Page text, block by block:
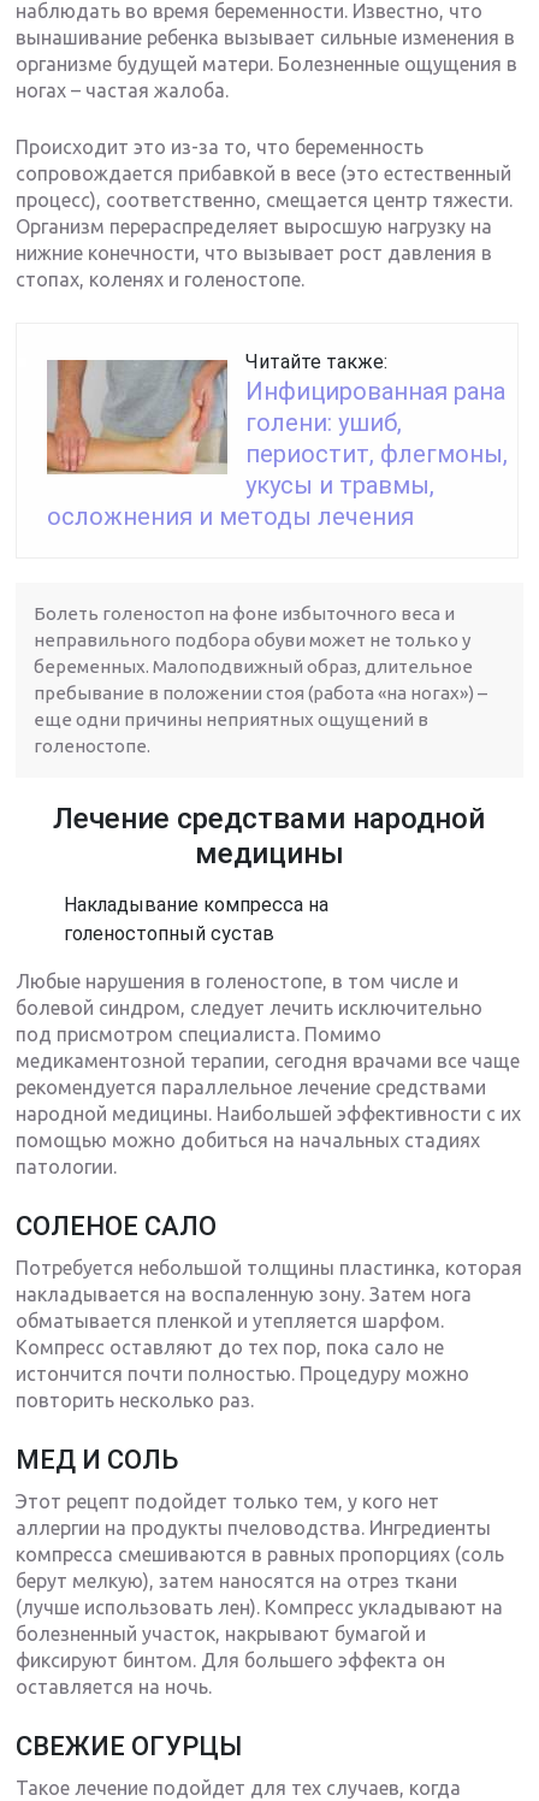
наблюдать во время беременности. Известно, что
вынашивание ребенка вызывает сильные изменения в
организме будущей матери. Болезненные ощущения в
ногах – частая жалоба.
Происходит это из-за то, что беременность
сопровождается прибавкой в весе (это естественный
процесс), соответственно, смещается центр тяжести.
Организм перераспределяет выросшую нагрузку на
нижние конечности, что вызывает рост давления в
стопах, коленях и голеностопе.
Читайте также:
Инфицированная рана
голени: ушиб,
периостит, флегмоны,
укусы и травмы,
осложнения и методы лечения
Болеть голеностоп на фоне избыточного веса и
неправильного подбора обуви может не только у
беременных. Малоподвижный образ, длительное
пребывание в положении стоя (работа «на ногах») –
еще одни причины неприятных ощущений в
голеностопе.
Лечение средствами народной
медицины
Накладывание компресса на
голеностопный сустав
Любые нарушения в голеностопе, в том числе и
болевой синдром, следует лечить исключительно
под присмотром специалиста. Помимо
медикаментозной терапии, сегодня врачами все чаще
рекомендуется параллельное лечение средствами
народной медицины. Наибольшей эффективности с их
помощью можно добиться на начальных стадиях
патологии.
СОЛЕНОЕ САЛО
Потребуется небольшой толщины пластинка, которая
накладывается на воспаленную зону. Затем нога
обматывается пленкой и утепляется шарфом.
Компресс оставляют до тех пор, пока сало не
истончится почти полностью. Процедуру можно
повторить несколько раз.
МЕД И СОЛЬ
Этот рецепт подойдет только тем, у кого нет
аллергии на продукты пчеловодства. Ингредиенты
компресса смешиваются в равных пропорциях (соль
берут мелкую), затем наносятся на отрез ткани
(лучше использовать лен). Компресс укладывают на
болезненный участок, накрывают бумагой и
фиксируют бинтом. Для большего эффекта он
оставляется на ночь.
СВЕЖИЕ ОГУРЦЫ
Такое лечение подойдет для тех случаев, когда